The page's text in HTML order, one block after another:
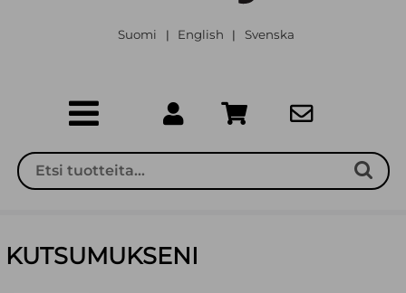
Suomi | English | Svenska
KUTSUMUKSENI